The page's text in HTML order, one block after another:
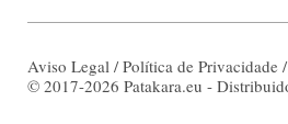
Aviso Legal / Política de Privacidade /
© 2017-2026 Patakara.eu -